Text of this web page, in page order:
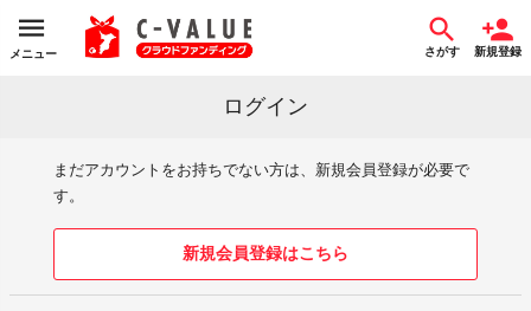
メニュー さがす 新規登録
ログイン
まだアカウントをお持ちでない方は、新規会員登録が必要で
す。
新規会員登録はこちら